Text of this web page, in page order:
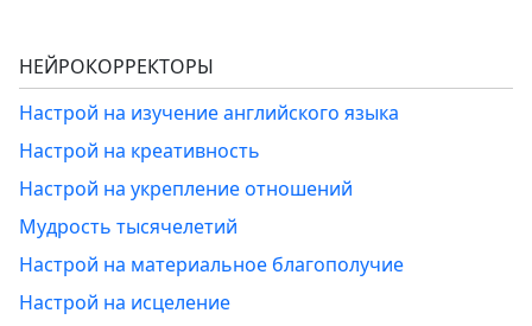
НЕЙРОКОРРЕКТОРЫ
Настрой на изучение английского языка
Настрой на креативность
Настрой на укрепление отношений
Мудрость тысячелетий
Настрой на материальное благополучие
Настрой на исцеление